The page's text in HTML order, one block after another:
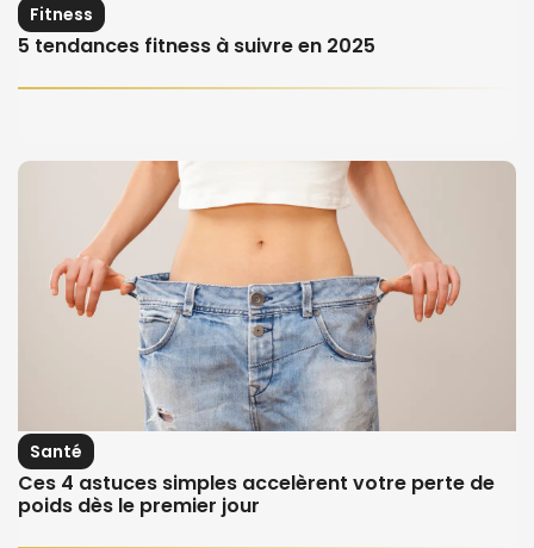
Fitness
5 tendances fitness à suivre en 2025
Santé
Ces 4 astuces simples accelèrent votre perte de
poids dès le premier jour